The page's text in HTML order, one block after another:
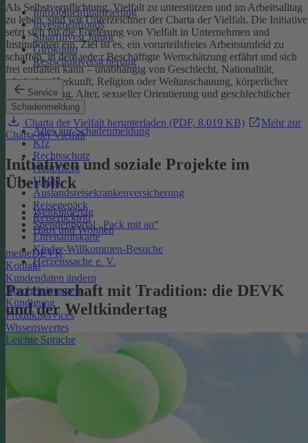
Immobilienfinanzierung
Investmentfonds
SmartInvest Junior
Girokonto
Restschuldversicherung
Service
Schadenmeldung
Alles zur Schadenmeldung
Kfz
Rechtsschutz
Haftpflicht
Unfall
Auslandsreisekrankenversicherung
Reisegepäck
Reiserücktritt
Haus und Wohnen
meineDEVK
Kontakt
Kundendaten ändern
Bescheinigungen
Kündigung
Produktservices
Wissenswertes
Leichte Sprache
Als Selbstverpflichtung, Vielfalt zu unterstützen und im Arbeitsalltag
zu leben, sind wir Unterzeichner der Charta der Vielfalt. Die Initiative
setzt sich für die Förderung von Vielfalt in Unternehmen und
Institutionen ein.Ziel ist es, ein vorurteilsfreies Arbeitsumfeld zu
schaffen, in dem jede:r Beschäftigte Wertschätzung erfährt und sich
frei entfalten kann – unabhängig von Geschlecht, Nationalität,
ethnischer Herkunft, Religion oder Weltanschauung, körperlicher
Einschränkung, Alter, sexueller Orientierung und geschlechtlicher
Identität.
Charta der Vielfalt herunterladen (PDF, 8.019 KB)
Mehr zur
Charta der Vielfalt
Initiativen und soziale Projekte im
Überblick
Weltkindertag
Spendenportal „Pack mit an“
Ehrenamtskarte
Kinder-Willkommen-Besuche
Herzenssache e. V.
Partnerschaft mit Tradition: die DEVK
und der Weltkindertag